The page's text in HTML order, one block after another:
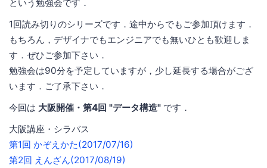
という勉強会です．
1回読み切りのシリーズです．途中からでもご参加頂けます．
もちろん，デザイナでもエンジニアでも無いひとも歓迎しま
す．ぜひご参加下さい．
勉強会は90分を予定していますが，少し延長する場合がござ
います．ご了承下さい．
今回は 大阪開催・第4回 "データ構造" です．
大阪講座・シラバス
第1回 かぞえかた(2017/07/16)
第2回 えんざん(2017/08/19)